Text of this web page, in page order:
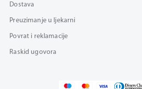
Dostava
Preuzimanje u ljekarni
Povrat i reklamacije
Raskid ugovora